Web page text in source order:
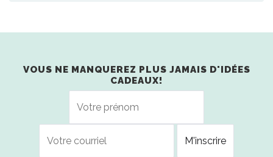
VOUS NE MANQUEREZ PLUS JAMAIS D'IDÉES
CADEAUX!